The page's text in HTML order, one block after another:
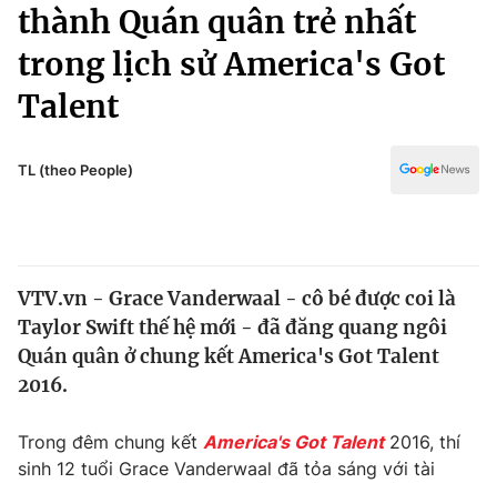
Chính trị
Xã hội
Tin tức
Thế giới đó đây
Câu chuyện quốc tế
Kinh tế
Tài chính
Góc doanh nghiệp
Dữ liệu và đời sống
Truyền hình
Truyền hình
Văn hóa - Giải trí
Y tế
Đời sống
Giáo dục
thành Quán quân trẻ nhất
trong lịch sử America's Got
Talent
TL (theo People)
VTV.vn - Grace Vanderwaal - cô bé được coi là
Taylor Swift thế hệ mới - đã đăng quang ngôi
Quán quân ở chung kết America's Got Talent
2016.
Trong đêm chung kết America's Got Talent2016, thí
sinh 12 tuổi Grace Vanderwaal đã tỏa sáng với tài